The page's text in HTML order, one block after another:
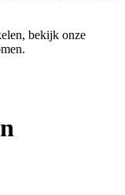
bekijk onze